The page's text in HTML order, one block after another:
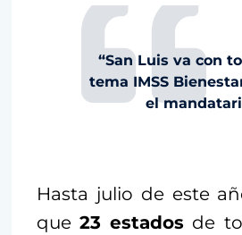
“San Luis va con
tema IMSS
el
Hasta julio de este
que23 estados de